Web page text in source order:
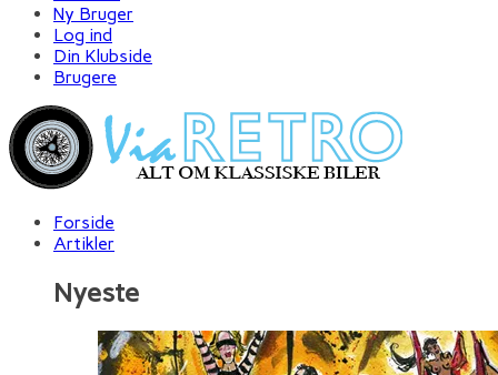
Ny Bruger
Log ind
Din Klubside
Brugere
Forside
Artikler
Nyeste